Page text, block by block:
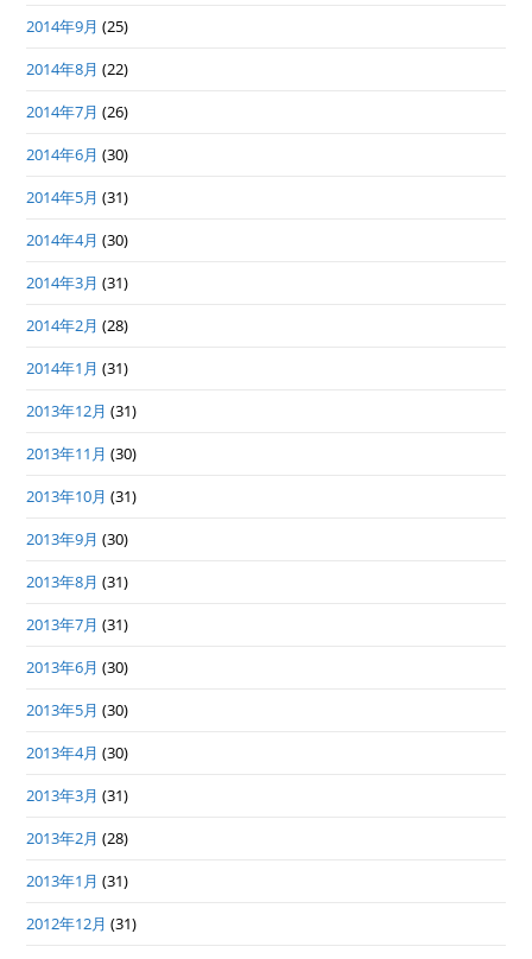
2014年9月 (25)
2014年8月 (22)
2014年7月 (26)
2014年6月 (30)
2014年5月 (31)
2014年4月 (30)
2014年3月 (31)
2014年2月 (28)
2014年1月 (31)
2013年12月 (31)
2013年11月 (30)
2013年10月 (31)
2013年9月 (30)
2013年8月 (31)
2013年7月 (31)
2013年6月 (30)
2013年5月 (30)
2013年4月 (30)
2013年3月 (31)
2013年2月 (28)
2013年1月 (31)
2012年12月 (31)